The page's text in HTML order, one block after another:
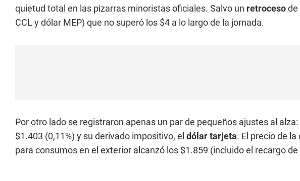
quietud total en las pizarras minoristas oficiales. Salvo un retrocesode
CCL y dólar MEP) que no superó los $4 a lo largo de la jornada.
Por otro lado se registraron apenas un par de pequeños ajustes al alza:
$1.403 (0,11%) y su derivado impositivo, el dólar tarjeta. El precio de
para consumos en el exterior alcanzó los $1.859 (incluido el recargo